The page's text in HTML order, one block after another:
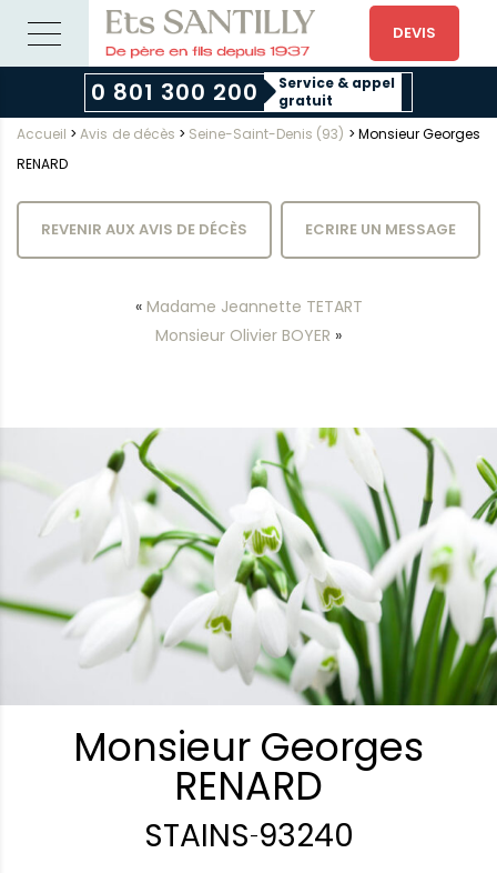
DEVIS
0 801 300 200
Service & appel
gratuit
Accueil >Avis de décès > Seine-Saint-Denis (93) > Monsieur Georges
RENARD
REVENIR AUX AVIS DE DÉCÈS ECRIRE UN MESSAGE
« Madame Jeannette TETART
Monsieur Olivier BOYER »
Monsieur Georges
RENARD
STAINS-93240